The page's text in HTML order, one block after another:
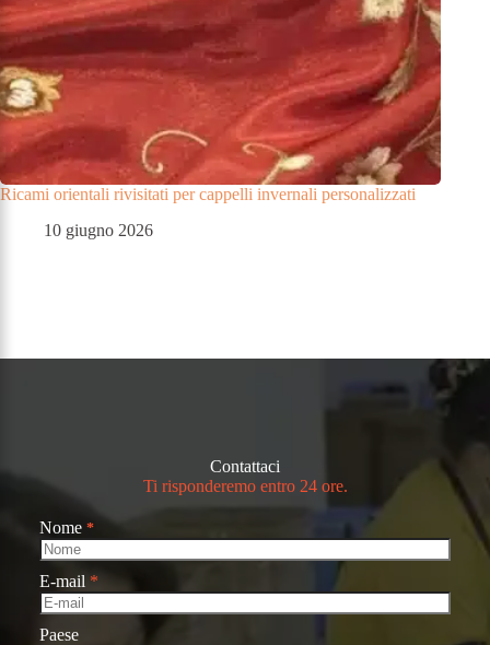
Ricami orientali rivisitati per cappelli invernali personalizzati
10 giugno 2026
Contattaci
Ti risponderemo entro 24 ore.
Nome *
E-mail *
Paese